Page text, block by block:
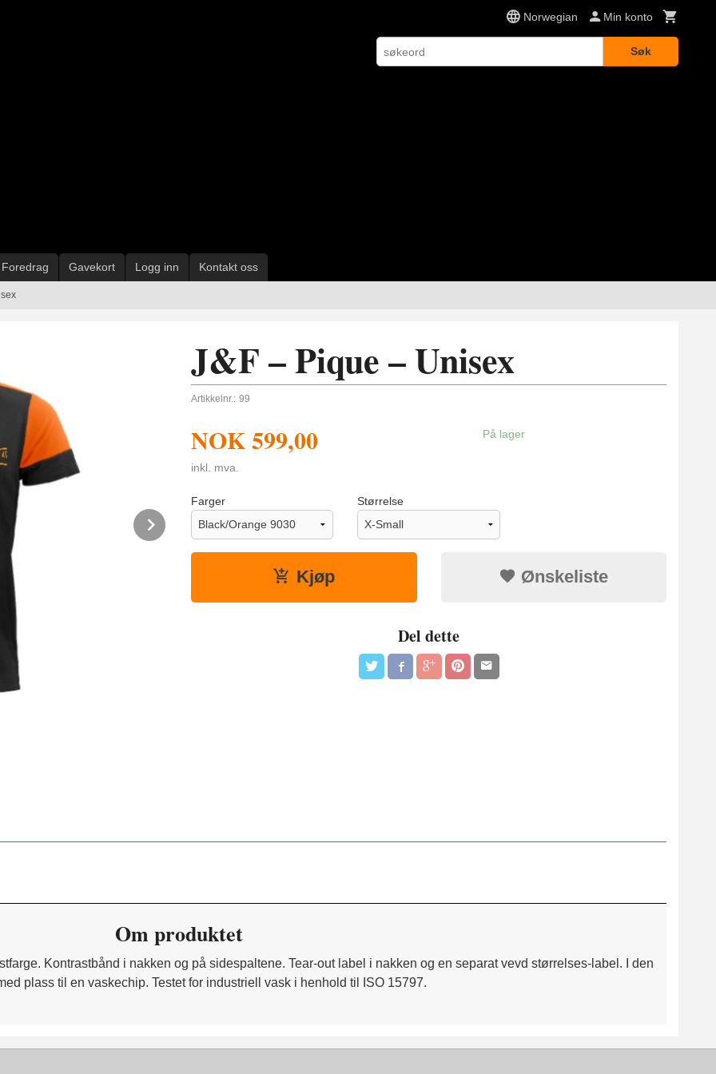
Norwegian Min konto
Søk
Foredrag Gavekort Logg inn Kontakt oss
Next
J&F – Pique – Unisex
Artikkelnr.: 99
NOK599,00
inkl. mva.
På lager
Farger Størrelse
Kjøp Ønskeliste
Del dette
Om produktet
Kontrastbånd i nakken og på sidespaltene. Tear-out label i nakken og en separat vevd størrelses-label. I den
plass til en vaskechip. Testet for industriell vask i henhold til ISO 15797.